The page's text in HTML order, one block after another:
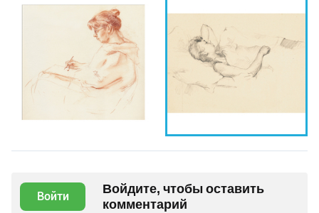
Войти
Войдите, чтобы оставить
комментарий